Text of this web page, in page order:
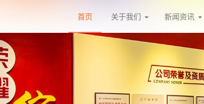
首页 关于我们 新闻资讯